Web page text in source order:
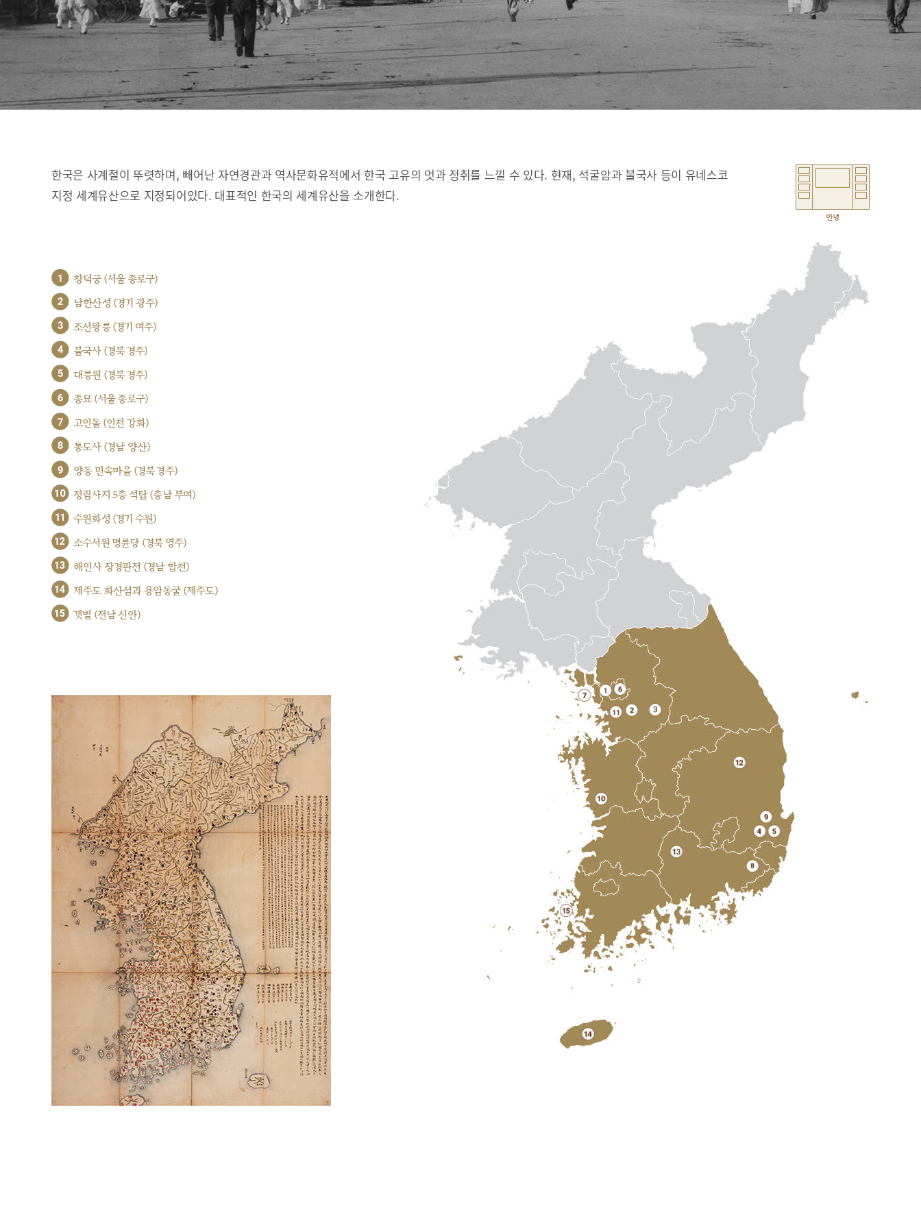
한국은 사계절이 뚜렷하며, 빼어난 자연경관과 역사문화유적에서 한국 고유의 멋과 정취를 느낄 수 있다. 현재, 석굴암과 불국사 등이 유네스코
지정 세계유산으로 지정되어있다. 대표적인 한국의 세계유산을 소개한다.
안녕
1 창덕궁 (서울 종로구)
2 남한산성 (경기 광주)
3 조선왕릉 (경기 여주)
4 불국사 (경북 경주)
5 대릉원 (경북 경주)
6 종묘 (서울 종로구)
7 고인돌 (인천 강화)
8 통도사 (경남 양산)
9 양동 민속마을 (경북 경주)
10 정림사지 5층 석탑 (충남 부여)
11 수원화성 (경기 수원)
12 소수서원 명륜당 (경북 영주)
13 해인사 장경판전 (경남 합천)
14 제주도 화산섬과 용암동굴 (제주도)
15 갯벌 (전남 신안)